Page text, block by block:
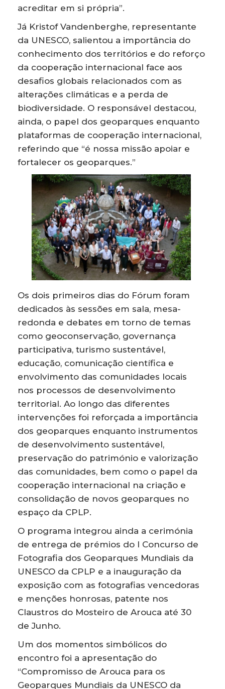
acreditar em si própria”.
Já Kristof Vandenberghe, representante
da UNESCO, salientou a importância do
conhecimento dos territórios e do reforço
da cooperação internacional face aos
desafios globais relacionados com as
alterações climáticas e a perda de
biodiversidade. O responsável destacou,
ainda, o papel dos geoparques enquanto
plataformas de cooperação internacional,
referindo que “é nossa missão apoiar e
fortalecer os geoparques.”
Os dois primeiros dias do Fórum foram
dedicados às sessões em sala, mesa-
redonda e debates em torno de temas
como geoconservação, governança
participativa, turismo sustentável,
educação, comunicação científica e
envolvimento das comunidades locais
nos processos de desenvolvimento
territorial. Ao longo das diferentes
intervenções foi reforçada a importância
dos geoparques enquanto instrumentos
de desenvolvimento sustentável,
preservação do património e valorização
das comunidades, bem como o papel da
cooperação internacional na criação e
consolidação de novos geoparques no
espaço da CPLP.
O programa integrou ainda a cerimónia
de entrega de prémios do I Concurso de
Fotografia dos Geoparques Mundiais da
UNESCO da CPLP e a inauguração da
exposição com as fotografias vencedoras
e menções honrosas, patente nos
Claustros do Mosteiro de Arouca até 30
de Junho.
Um dos momentos simbólicos do
encontro foi a apresentação do
“Compromisso de Arouca para os
Geoparques Mundiais da UNESCO da